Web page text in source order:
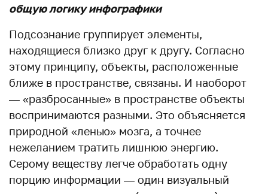
общую логику инфографики
Подсознание группирует элементы,
находящиеся близко друг к другу. Согласно
этому принципу, объекты, расположенные
ближе в пространстве, связаны. И наоборот
— «разбросанные» в пространстве объекты
воспринимаются разными. Это объясняется
природной «ленью» мозга, а точнее
нежеланием тратить лишнюю энергию.
Серому веществу легче обработать одну
порцию информации — один визуальный